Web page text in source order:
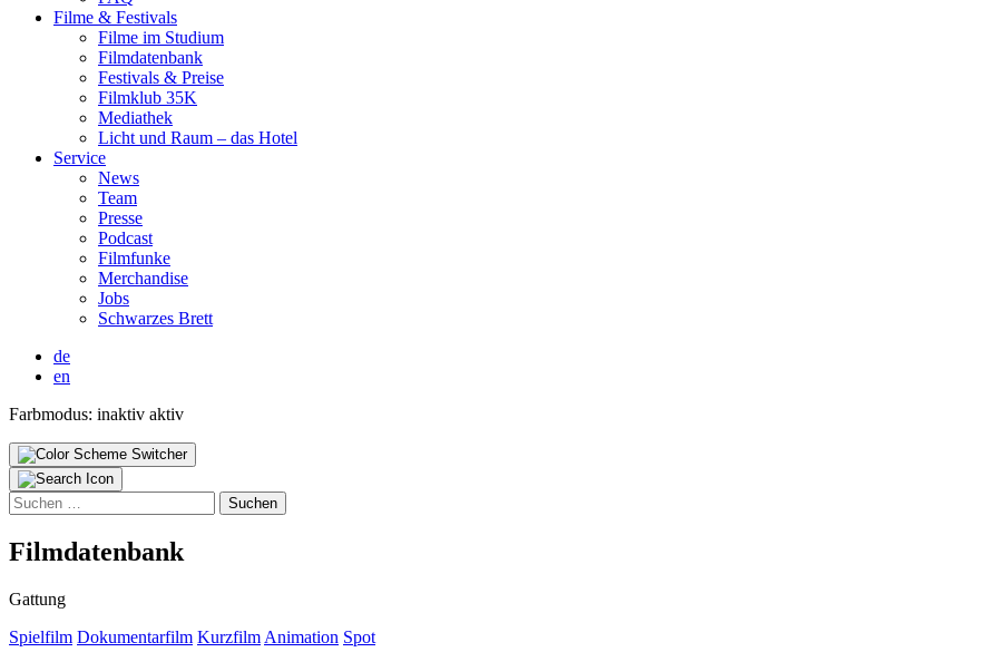
Fil­me & Fes­ti­vals
Fil­me im Stu­di­um
Film­da­ten­bank
Fes­ti­vals & Prei­se
Film­klub 35K
Media­thek
Licht und Raum – das Hotel
Ser­vice
News
Team
Pres­se
Pod­cast
Film­fun­ke
Mer­chan­di­se
Jobs
Schwar­zes Brett
de
en
Farbmodus: inaktiv aktiv
Suchen
nach:
Film­da­ten­bank
Gattung
Spielfilm Dokumentarfilm Kurzfilm Animation Spot